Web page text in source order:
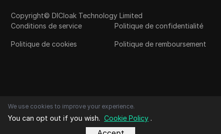
43
Pictory AI Review | The Truth Behind the AI
Video Builder Hype
Passive Income: How to Sell Digital Products
46
Plain Proxy Guide 2025: Safe and Smart
Browsing with PlainProxies
Copyright© DICloak Technology Limited
Conditions de service
Politique de confidentialité
Politique de cookies Politique de remboursement
We use cookies to improve your experience.
You can opt out if you wish. Cookie Policy .